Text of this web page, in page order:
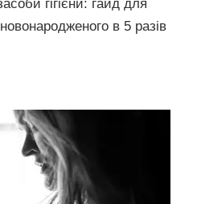
гігієни: гайд для
в 5 разів